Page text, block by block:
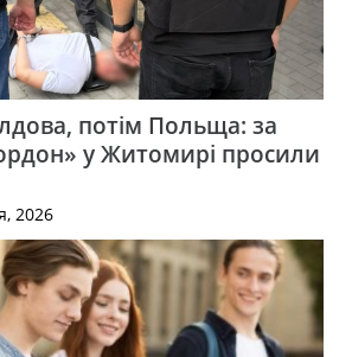
потім Польща: за
у Житомирі просили
2026